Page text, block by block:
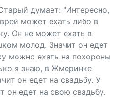
думает: "Интересно,
может ехать либо в
Он не может ехать в
молод. Значит он едет
можно ехать на похороны
я знаю, в Жмеринке
он едет на свадьбу. У
он едет на свою свадьбу.